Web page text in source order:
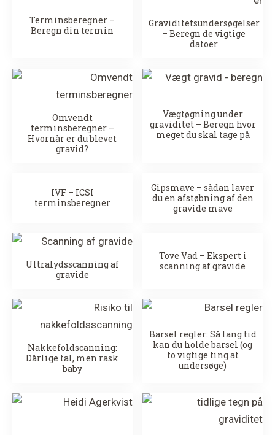
Terminsberegner –
Beregn din termin
Graviditetsundersøgelser
– Beregn de vigtige
datoer
Omvendt
terminsberegner –
Hvornår er du blevet
gravid?
Vægtøgning under
graviditet – Beregn hvor
meget du skal tage på
IVF – ICSI
terminsberegner
Gipsmave – sådan laver
du en afstøbning af den
gravide mave
Ultralydsscanning af
gravide
Tove Vad – Ekspert i
scanning af gravide
Nakkefoldscanning:
Dårlige tal, men rask
baby
Barsel regler: Så lang tid
kan du holde barsel (og
to vigtige ting at
undersøge)